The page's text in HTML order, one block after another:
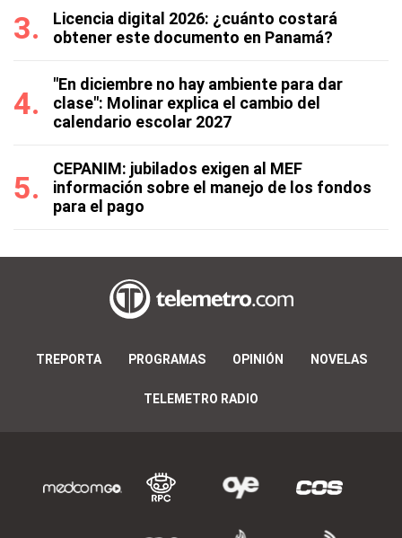
Licencia digital 2026: ¿cuánto costará
obtener este documento en Panamá?
"En diciembre no hay ambiente para dar
clase": Molinar explica el cambio del
calendario escolar 2027
CEPANIM: jubilados exigen al MEF
información sobre el manejo de los fondos
para el pago
TREPORTA PROGRAMAS OPINIÓN NOVELAS
TELEMETRO RADIO